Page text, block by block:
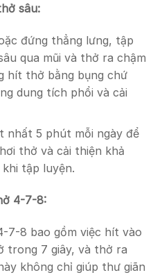
sâu:
đứng thẳng lưng, tập
qua mũi và thở ra chậm
hít thở bằng bụng chứ
dung tích phổi và cải
nhất 5 phút mỗi ngày để
thở và cải thiện khả
tập luyện.
4-7-8:
8 bao gồm việc hít vào
trong 7 giây, và thở ra
không chỉ giúp thư giãn